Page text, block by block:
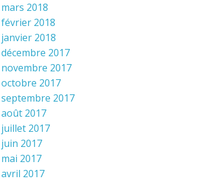
mars 2018
février 2018
janvier 2018
décembre 2017
novembre 2017
octobre 2017
septembre 2017
août 2017
juillet 2017
juin 2017
mai 2017
avril 2017